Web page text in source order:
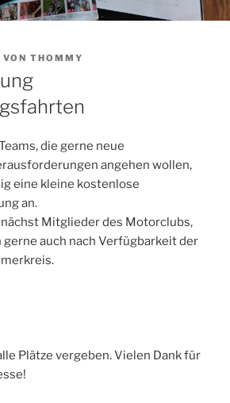
VON THOMMY
die gerne neue
angehen wollen,
eine kleine kostenlose
an.
Mitglieder des Motorclubs,
auch nach Verfügbarkeit der
Plätze vergeben. Vielen Dank für